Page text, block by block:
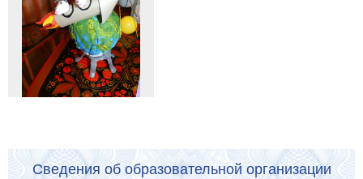
Сведения об образовательной организации